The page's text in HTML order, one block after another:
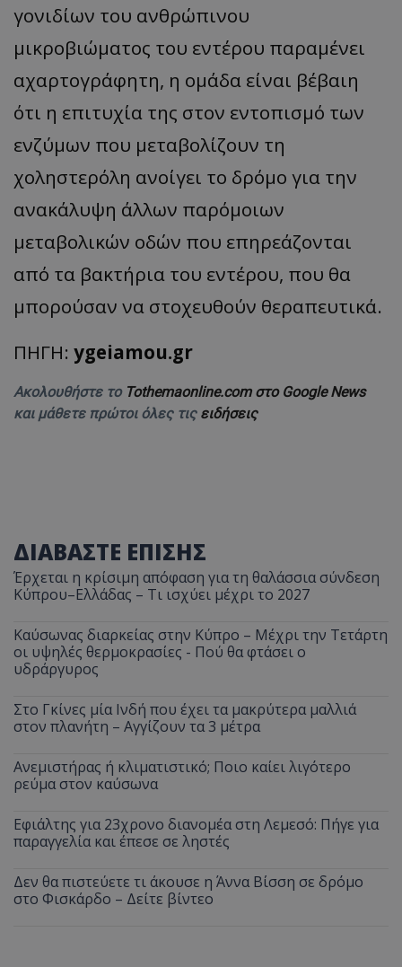
γονιδίων του ανθρώπινου
μικροβιώματος του εντέρου παραμένει
αχαρτογράφητη, η ομάδα είναι βέβαιη
ότι η επιτυχία της στον εντοπισμό των
ενζύμων που μεταβολίζουν τη
χοληστερόλη ανοίγει το δρόμο για την
ανακάλυψη άλλων παρόμοιων
μεταβολικών οδών που επηρεάζονται
από τα βακτήρια του εντέρου, που θα
μπορούσαν να στοχευθούν θεραπευτικά.
ΠΗΓΗ: ygeiamou.gr
Ακολουθήστε το Tothemaonline.com στο Google News
και μάθετε πρώτοι όλες τις ειδήσεις
ΔΙΑΒΑΣΤΕ ΕΠΙΣΗΣ
Έρχεται η κρίσιμη απόφαση για τη θαλάσσια σύνδεση
Κύπρου–Ελλάδας – Τι ισχύει μέχρι το 2027
Καύσωνας διαρκείας στην Κύπρο – Μέχρι την Τετάρτη
οι υψηλές θερμοκρασίες - Πού θα φτάσει ο
υδράργυρος
Στο Γκίνες μία Ινδή που έχει τα μακρύτερα μαλλιά
στον πλανήτη – Αγγίζουν τα 3 μέτρα
Ανεμιστήρας ή κλιματιστικό; Ποιο καίει λιγότερο
ρεύμα στον καύσωνα
Εφιάλτης για 23χρονο διανομέα στη Λεμεσό: Πήγε για
παραγγελία και έπεσε σε ληστές
Δεν θα πιστεύετε τι άκουσε η Άννα Βίσση σε δρόμο
στο Φισκάρδο – Δείτε βίντεο